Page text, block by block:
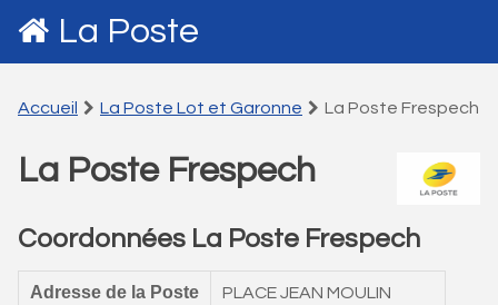
La Poste
Accueil La Poste Lot et Garonne La Poste Frespech
La Poste Frespech
Coordonnées La Poste Frespech
Adresse de la Poste PLACE JEAN MOULIN